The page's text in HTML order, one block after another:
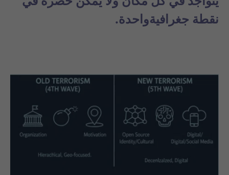
نقطة جغرافيةواحدة.